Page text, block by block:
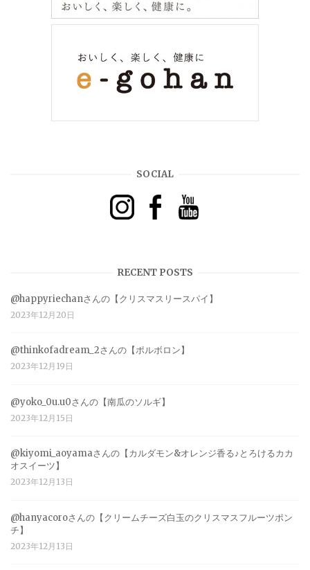
SOCIAL
RECENT POSTS
@happyriechanさんの【クリスマスリースパイ】
2023年12月20日
@thinkofadream_2さんの【ポルボロン】
2023年12月19日
@yoko_0u.u0さんの【南瓜のソルギ】
2023年12月15日
@kiyomi_aoyamaさんの【カルダモン&オレンジ香る♪とろけるカカ
オスイーツ】
2023年12月13日
@hanyacoroさんの【クリームチーズ白玉のクリスマスフルーツポン
チ】
2023年12月13日